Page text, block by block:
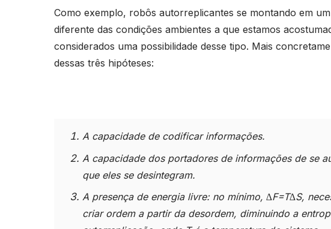
Como exemplo, robôs autorreplicantes se montando em
diferente das condições ambientes a que estamos
considerados uma possibilidade desse tipo. Mais
dessas três hipóteses:
A capacidade de codificar informações.
A capacidade dos portadores de informações de se
que eles se desintegram.
A presença de energia livre: no mínimo, ∆F=T∆S,
criar ordem a partir da desordem, diminuindo a